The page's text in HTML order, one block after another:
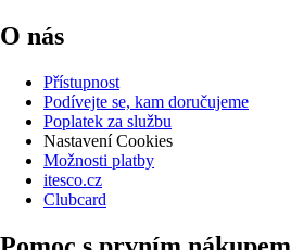
O nás
Přístupnost
Podívejte se, kam doručujeme
Poplatek za službu
Nastavení Cookies
Možnosti platby
itesco.cz
Clubcard